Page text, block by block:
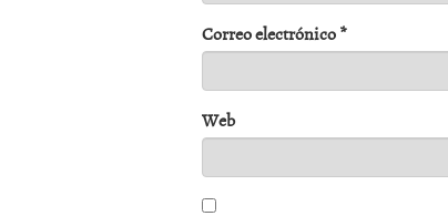
Correo electrónico*
Web